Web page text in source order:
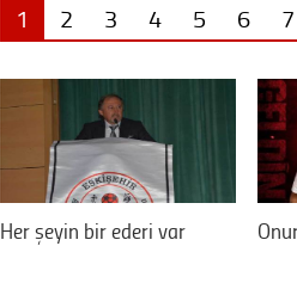
1 2 3 4 5 6 7
Her şeyin bir ederi var